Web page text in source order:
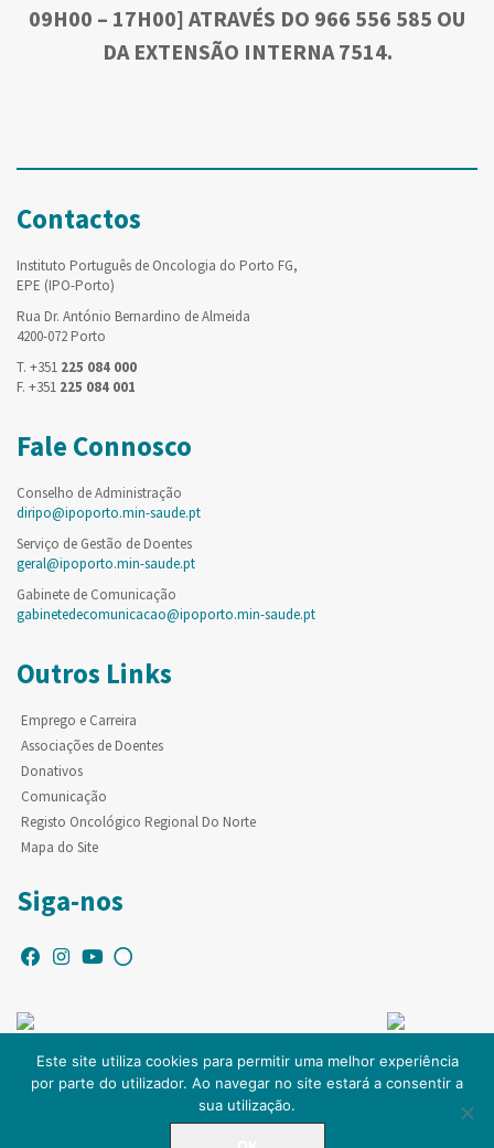
09H00 – 17H00] ATRAVÉS DO 966 556 585 OU
DA EXTENSÃO INTERNA 7514.
Contactos
Instituto Português de Oncologia do Porto FG,
EPE (IPO-Porto)
Rua Dr. António Bernardino de Almeida
4200-072 Porto
T. +351 225 084 000
F. +351 225 084 001
Fale Connosco
Conselho de Administração
diripo@ipoporto.min-saude.pt
Serviço de Gestão de Doentes
geral@ipoporto.min-saude.pt
Gabinete de Comunicação
gabinetedecomunicacao@ipoporto.min-saude.pt
Outros Links
Emprego e Carreira
Associações de Doentes
Donativos
Comunicação
Registo Oncológico Regional Do Norte
Mapa do Site
Siga-nos
© Copyright IPO-PORTO. Todos os direitos reservados.
Este site utiliza cookies para permitir uma melhor experiência
por parte do utilizador. Ao navegar no site estará a consentir a
sua utilização.